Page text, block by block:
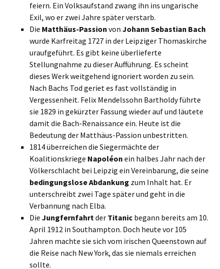
feiern. Ein Volksaufstand zwang ihn ins ungarische
Exil, wo er zwei Jahre später verstarb.
Die Matthäus-Passion von Johann Sebastian Bach
wurde Karfreitag 1727 in der Leipziger Thomaskirche
uraufgeführt. Es gibt keine überlieferte
Stellungnahme zu dieser Aufführung. Es scheint
dieses Werk weitgehend ignoriert worden zu sein.
Nach Bachs Tod geriet es fast vollständig in
Vergessenheit. Felix Mendelssohn Bartholdy führte
sie 1829 in gekürzter Fassung wieder auf und läutete
damit die Bach-Renaissance ein. Heute ist die
Bedeutung der Matthäus-Passion unbestritten.
1814 überreichen die Siegermächte der
Koalitionskriege Napoléon ein halbes Jahr nach der
Völkerschlacht bei Leipzig ein Vereinbarung, die seine
bedingungslose Abdankung zum Inhalt hat. Er
unterschreibt zwei Tage später und geht in die
Verbannung nach Elba.
Die Jungfernfahrtder Titanic begann bereits am 10.
April 1912 in Southampton. Doch heute vor 105
Jahren machte sie sich vom irischen Queenstown auf
die Reise nach New York, das sie niemals erreichen
sollte.